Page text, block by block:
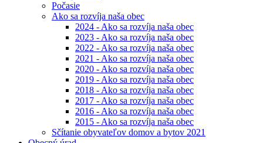
Počasie
Ako sa rozvíja naša obec
2024 - Ako sa rozvíja naša obec
2023 - Ako sa rozvíja naša obec
2022 - Ako sa rozvíja naša obec
2021 - Ako sa rozvíja naša obec
2020 - Ako sa rozvíja naša obec
2019 - Ako sa rozvíja naša obec
2018 - Ako sa rozvíja naša obec
2017 - Ako sa rozvíja naša obec
2016 - Ako sa rozvíja naša obec
2015 - Ako sa rozvíja naša obec
Sčítanie obyvateľov domov a bytov 2021